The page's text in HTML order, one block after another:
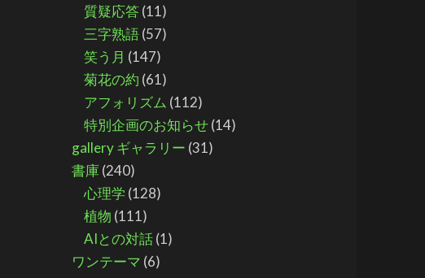
質疑応答(11)
三字熟語(57)
笑う月 (147)
菊花の約 (61)
アフォリズム (112)
特別企画のお知らせ(14)
gallery ギャラリー (31)
書庫(240)
心理学 (128)
植物 (111)
AIとの対話(1)
ワンテーマ (6)